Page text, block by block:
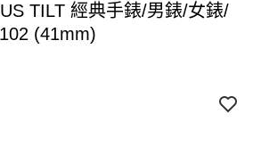
TILT 經典手錶/男錶/女錶/
(41mm)